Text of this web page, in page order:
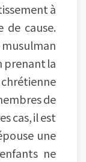
à
de cause.
prenant la
de
cas, il est
une
ne